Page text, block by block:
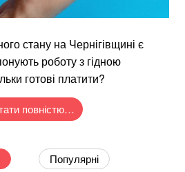
стану на Чернігівщині є
роботу з гідною
готові платити?
повністю…
Популярні